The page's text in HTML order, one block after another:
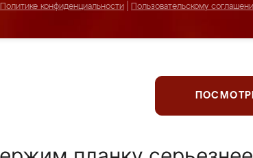
Политике конфиденциальности
Пользовательскому